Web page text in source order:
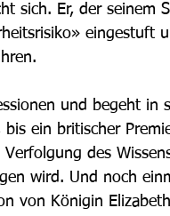
sich. Er, der seinem
eingestuft
und begeht in
ein britischer
des
wird. Und noch
von Königin